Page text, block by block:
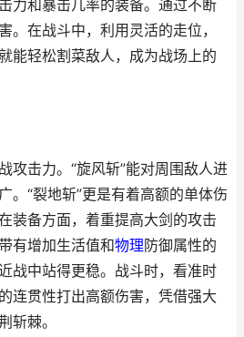
力和暴击几率的装备。通过不断
。在战斗中，利用灵活的走位，
能轻松割菜敌人，成为战场上的
攻击力。“旋风斩”能对周围敌人进
。“裂地斩”更是有着高额的单体伤
装备方面，着重提高大剑的攻击
有增加生活值和物理防御属性的
战中站得更稳。战斗时，看准时
连贯性打出高额伤害，凭借强大
斩棘。